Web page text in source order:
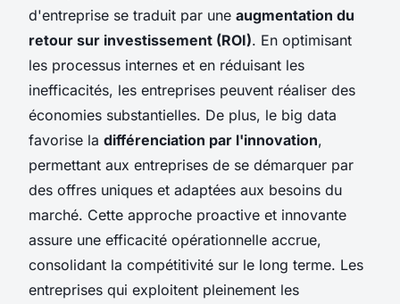
d'entreprise se traduit par une augmentation du
retour sur investissement (ROI). En optimisant
les processus internes et en réduisant les
inefficacités, les entreprises peuvent réaliser des
économies substantielles. De plus, le big data
favorise la différenciation par l'innovation,
permettant aux entreprises de se démarquer par
des offres uniques et adaptées aux besoins du
marché. Cette approche proactive et innovante
assure une efficacité opérationnelle accrue,
consolidant la compétitivité sur le long terme. Les
entreprises qui exploitent pleinement les